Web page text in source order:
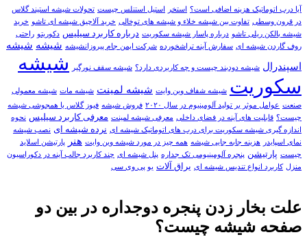
آیا درب اتوماتیک هزینه اضافی است؟ استخر استيل استنلس چيست تحولات شیشه استیند گلاس
در قرون وسطی تفاوت بین شیشه خلاء و شیشه های توخالی خرید آلاچیق شیشه ای تاشو خرید
شیشه بالکن ریلی تاشو درباره پاسار شيشه سکوريت درباره کاربرد سیلیس دکوریتو راحتی
روف گاردن شیشه ای سفارش آينه تراشخورده شرکت ایمن جام پیروزانشیشه شيشه شیشه
اسپندرال شیشه دودبند چیست و چه کاربردی دارد؟ شیشه سقف نورگیر
شیشه
سکوریت شیشه شفاف وین وایت شیشه لمینت شیشه مات شیشه معمولی
صنعت عوامل موثر بر تولید آلومینیوم در سال ۲۰۲۰ فروش شیشه فیوز گلاس یا همجوشی شیشه
چیست؟ قابلیت های آینه در فضای داخلی معرفی شیشه لمینت معرفی کاربرد سیلیس نحوه
اندازه گیری شیشه سکوریت برای درب های اتوماتیک شیشه ای نرده شیشه ای نصب شیشه
نمای اسپایدر
هزینه جابه جایی شیشه همه چيز در مورد شيشه وين وايت هنر
پارتيشن اسلايد
چيست پارتیشن پنجره آلومینیومی تک جداره پنل شیشه ای چند کاربرد جالب آینه در دکوراسیون
منزل کاربرد انواع تندیس شیشه ای یراق آلات یو پی وی سی
علت بخار زدن پنجره دوجداره در بین دو
صفحه شیشه چیست؟